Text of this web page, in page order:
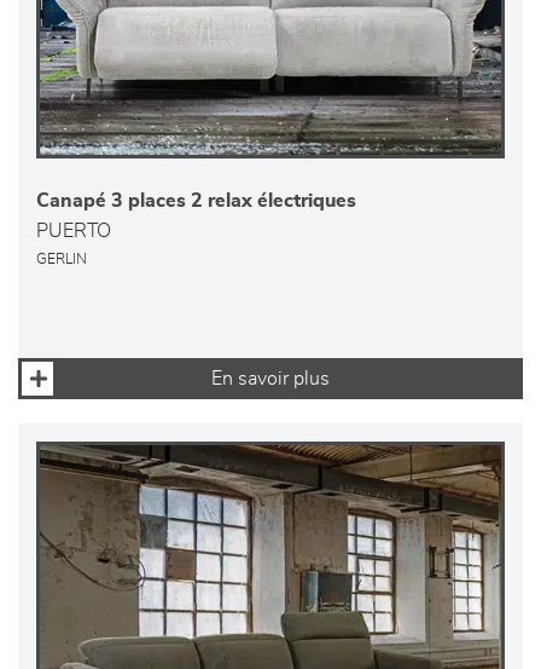
Canapé 3 places 2 relax électriques
PUERTO
GERLIN
En savoir plus